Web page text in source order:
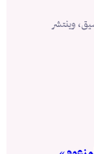
وينتشر